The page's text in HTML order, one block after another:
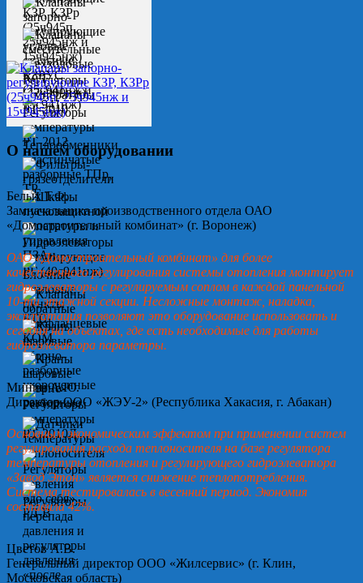
О нашем оборудовании
Белых Т.Ф.
Замначальника производственного отдела ОАО
«Домостроительный комбинат» (г. Воронеж)
ОАО «Домостроительный комбинат» для более
качественного регулирования системы отопления монтирует
гидроэлеваторы с регулируемым соплом в каждой панельной
10-ти этажной секции. Несложные монтаж, наладка,
эксплуатация позволяют это оборудование использовать и
сегодня на объектах, где есть необходимые для работы
гидроэлеватора параметры.
Минин А.Ю.
Директор ООО «ЖЭУ-2» (Республика Хакасия, г. Абакан)
Основным экономическим эффектом при применении систем
регулирования расхода теплоносителя на базе регулятора
температуры отопления и регулирующего гидроэлеватора
«Завод Этон» является снижение теплопотребления.
Система тестировалась в весенний период. Экономия
составила 42%.
Цветов А.В.
Генеральный директор ООО «Жилсервис» (г. Клин,
Московская область)